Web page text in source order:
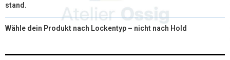
stand.
Wähle dein Produkt nach Lockentyp – nicht nach Hold